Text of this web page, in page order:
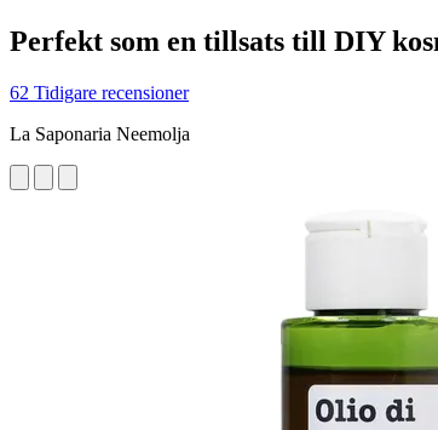
Perfekt som en tillsats till DIY
62 Tidigare recensioner
La Saponaria Neemolja